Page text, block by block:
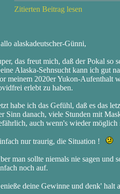
Zitierten Beitrag lesen
alaskadeutscher-Günni,
das freut mich, daß der Pokal so
Alaska-Sehnsucht kann ich gut
meinem 2020er Yukon-Aufenthalt
erlebt zu haben.
habe ich das Gefühl, daß es das
Sinn danach, viele Stunden mit
auch wenn's wieder möglich
nur traurig, die Situation !
man sollte niemals nie sagen und
noch auf.
deine Gewinne und denk' halt